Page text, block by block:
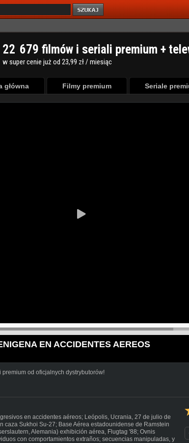
22 679 filmów i seriali premium +
w super cenie już od 23,99 zł / miesiąc
główna Filmy premium Seriale
EN ACCIDENTES AEREOS
od oficjalnych dystrybutorów!
en accidentes aéreos; Leópolis, Ucrania, 27 de julio de
caza Sukhoi Su-27; Base Aérea estadounidense de Ramstein
Alemania) exhibición aérea, Flugtag '88; Ovnis
con comportamientos extraños; secuencias manipuladas, y